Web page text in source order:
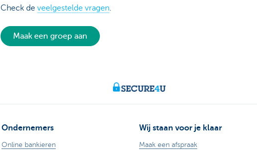
Check de veelgestelde vragen.
Maak een groep aan
Ondernemers
Online bankieren
Wij staan voor je klaar
Maak een afspraak